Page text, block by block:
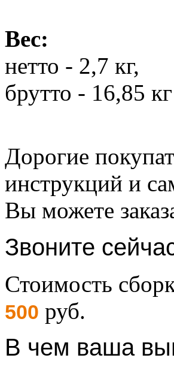
Вес:
нетто - 2,7 кг,
брутто - 16,85
Дорогие
инструкций и
Вы можете
Звоните
Стоимость
500 руб.
В чем ваша